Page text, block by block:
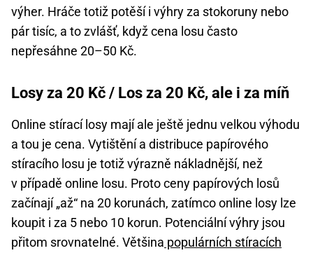
výher. Hráče totiž potěší i výhry za stokoruny nebo
pár tisíc, a to zvlášť, když cena losu často
nepřesáhne 20–50 Kč.
Losy za 20 Kč / Los za 20 Kč, ale i za míň
Online stírací losy mají ale ještě jednu velkou výhodu
a tou je cena. Vytištění a distribuce papírového
stíracího losu je totiž výrazně nákladnější, než
v případě online losu. Proto ceny papírových losů
začínají „až“ na 20 korunách, zatímco online losy lze
koupit i za 5 nebo 10 korun. Potenciální výhry jsou
přitom srovnatelné. Většina populárních stíracích